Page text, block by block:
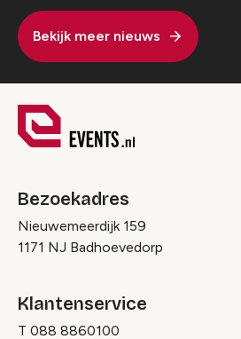
Bekijk meer nieuws
Bezoekadres
Nieuwemeerdijk 159
1171 NJ Badhoevedorp
Klantenservice
T 088 8860100